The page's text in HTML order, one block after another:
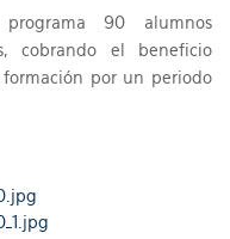
90 alumnos
cobrando el beneficio
por un periodo